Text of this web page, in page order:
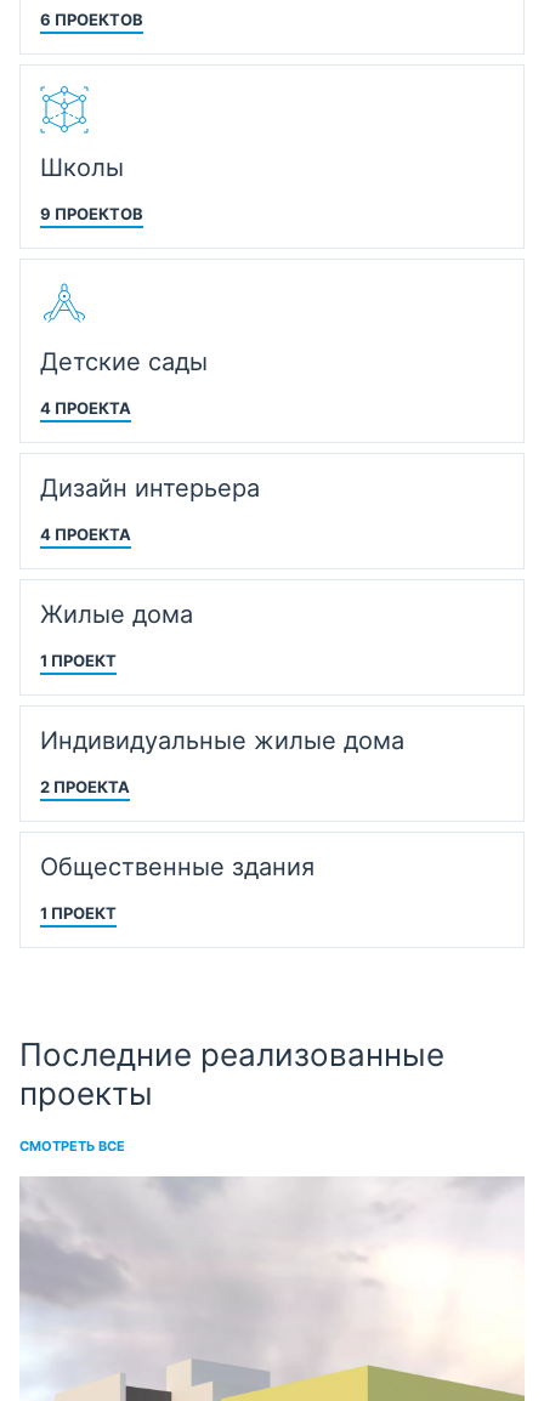
6 ПРОЕКТОВ
Школы
9 ПРОЕКТОВ
Детские сады
4 ПРОЕКТА
Дизайн интерьера
4 ПРОЕКТА
Жилые дома
1 ПРОЕКТ
Индивидуальные жилые дома
2 ПРОЕКТА
Общественные здания
1 ПРОЕКТ
Последние реализованные
проекты
СМОТРЕТЬ ВСЕ